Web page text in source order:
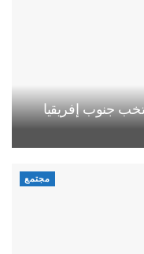
جنوب إفريقيا
مجتمع